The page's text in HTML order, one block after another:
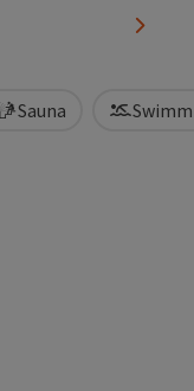
Sauna